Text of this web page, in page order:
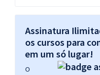
Assinatura
os cursos para
em um só lugar!
O